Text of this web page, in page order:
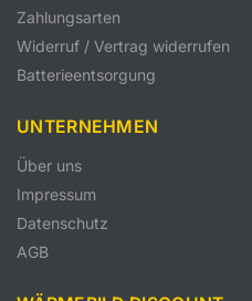
Zahlungsarten
Widerruf / Vertrag widerrufen
Batterieentsorgung
UNTERNEHMEN
Über uns
Impressum
Datenschutz
AGB